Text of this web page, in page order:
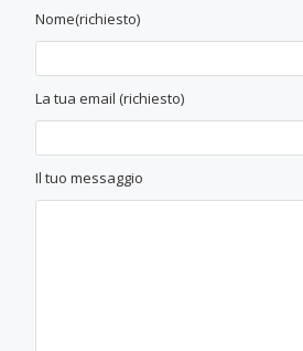
Nome(richiesto)
La tua email (richiesto)
Il tuo messaggio